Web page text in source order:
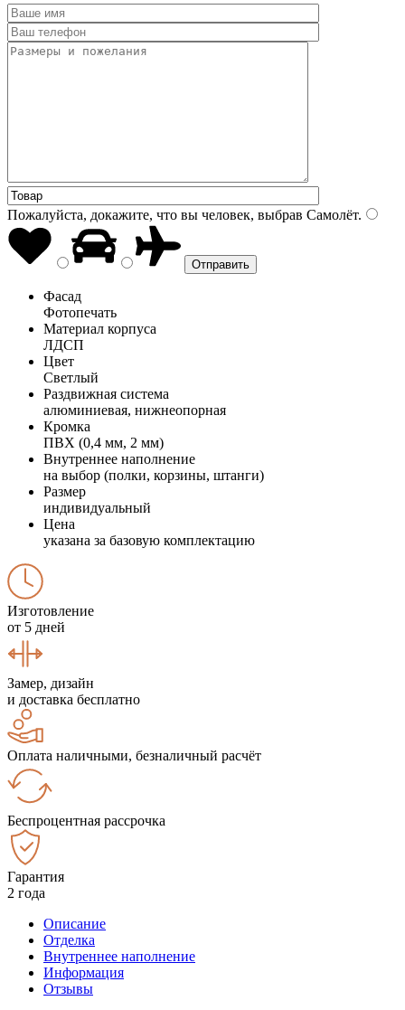
Пожалуйста, докажите, что вы человек, выбрав Самолёт.
Фасад
Фотопечать
Материал корпуса
ЛДСП
Цвет
Светлый
Раздвижная система
алюминиевая, нижнеопорная
Кромка
ПВХ (0,4 мм, 2 мм)
Внутреннее наполнение
на выбор (полки, корзины, штанги)
Размер
индивидуальный
Цена
указана за базовую комплектацию
Изготовление
от 5 дней
Замер, дизайн
и доставка бесплатно
Оплата наличными, безналичный расчёт
Беспроцентная рассрочка
Гарантия
2 года
Описание
Отделка
Внутреннее наполнение
Информация
Отзывы